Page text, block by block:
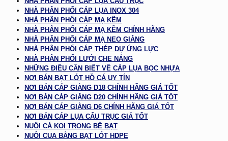
NHÀ PHÂN PHỐI CÁP LỤA INOX 304
NHÀ PHÂN PHỐI CÁP MẠ KẼM
NHÀ PHÂN PHỐI CÁP MẠ KẼM CHÍNH HÃNG
NHÀ PHÂN PHỐI CÁP MẠ NEO GIẰNG
NHÀ PHÂN PHỐI CÁP THÉP DỰ ỨNG LỰC
NHÀ PHÂN PHỐI LƯỚI CHE NẮNG
NHỮNG ĐIỀU CẦN BIẾT VỀ CÁP LỤA BỌC NHỰA
NƠI BÁN BẠT LÓT HỒ CÁ UY TÍN
NƠI BÁN CÁP GIẰNG D18 CHÍNH HÃNG GIÁ TỐT
NƠI BÁN CÁP GIẰNG D20 CHÍNH HÃNG GIÁ TỐT
NƠI BÁN CÁP GIẰNG D6 CHÍNH HÃNG GIÁ TỐT
NƠI BÁN CÁP LỤA CẨU TRỤC GIÁ TỐT
NUÔI CÁ KOI TRONG BỂ BẠT
NUÔI CUA BẰNG BẠT LÓT HDPE